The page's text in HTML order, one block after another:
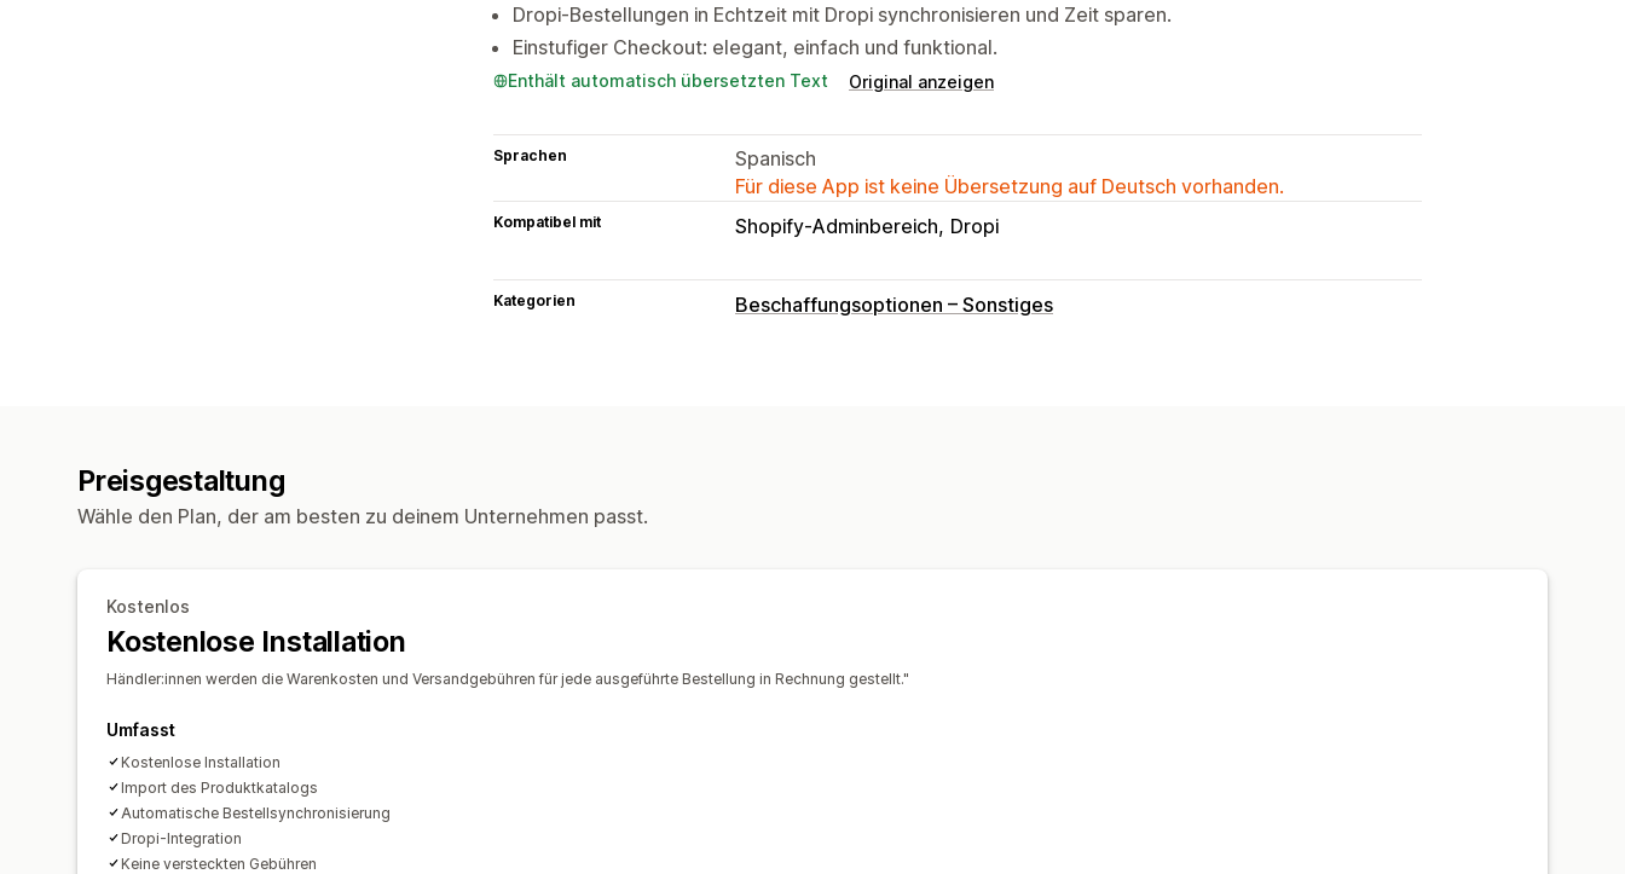
Dropi-Bestellungen in Echtzeit mit Dropi synchronisieren und Zeit sparen.
Einstufiger Checkout: elegant, einfach und funktional.
Enthält automatisch übersetzten Text Original anzeigen
Sprachen
Spanisch
Für diese App ist keine Übersetzung auf Deutsch vorhanden.
Kompatibel mit Shopify-Adminbereich Dropi
Kategorien Beschaffungsoptionen – Sonstiges
Preisgestaltung
Wähle den Plan, der am besten zu deinem Unternehmen passt.
Kostenlos
Kostenlose Installation
Händler:innen werden die Warenkosten und Versandgebühren für jede ausgeführte Bestellung in Rechnung gestellt."
Umfasst
Kostenlose Installation
Import des Produktkatalogs
Automatische Bestellsynchronisierung
Dropi-Integration
Keine versteckten Gebühren